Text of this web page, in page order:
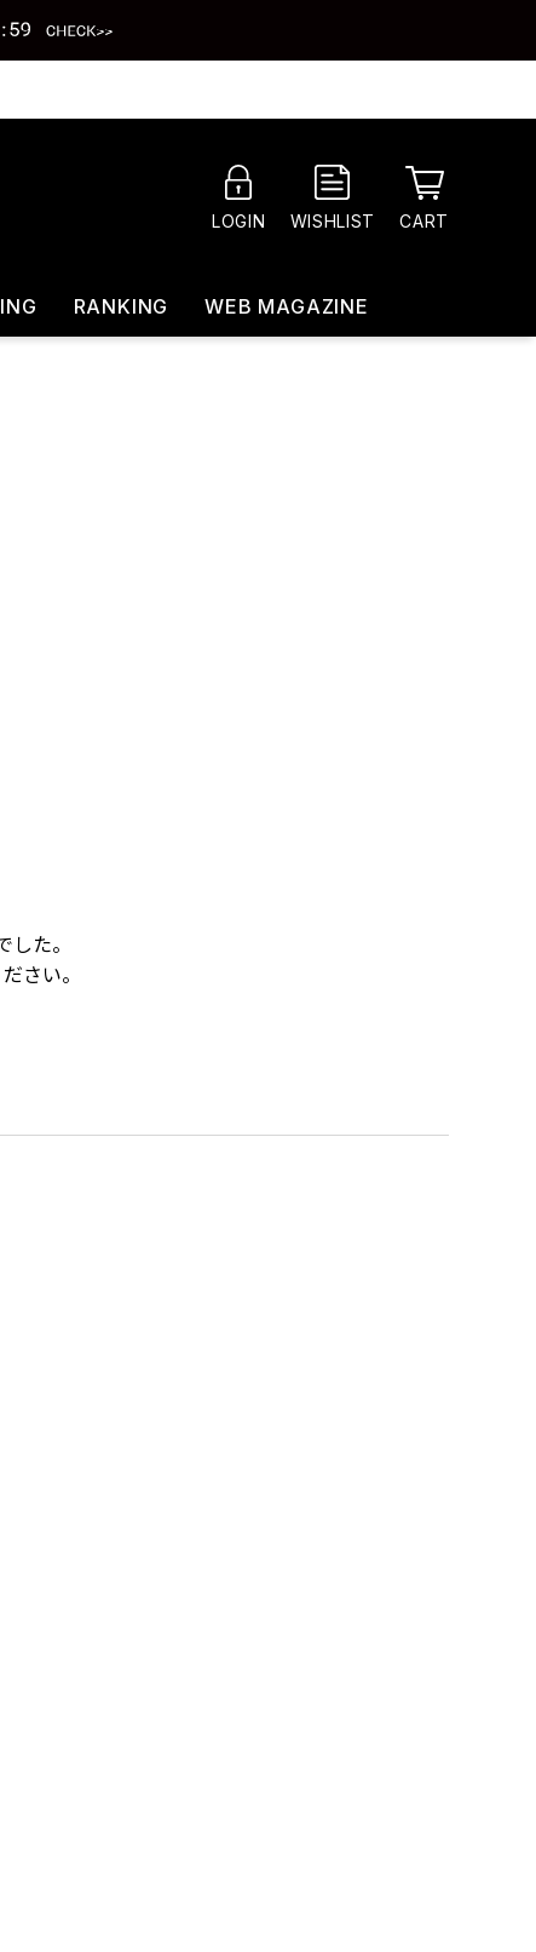
LOGIN WISHLIST CART
RANKING WEB MAGAZINE
た。
さい。